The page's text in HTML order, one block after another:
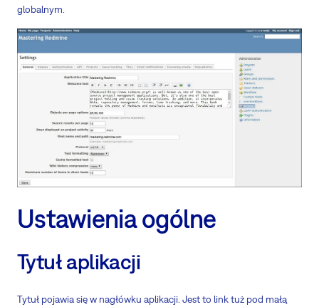
globalnym.
Ustawienia ogólne
Tytuł aplikacji
Tytuł pojawia się w nagłówku aplikacji. Jest to link tuż pod małą